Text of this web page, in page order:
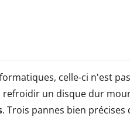
celle-ci n'est
refroidir un disque dur
. Trois pannes bien